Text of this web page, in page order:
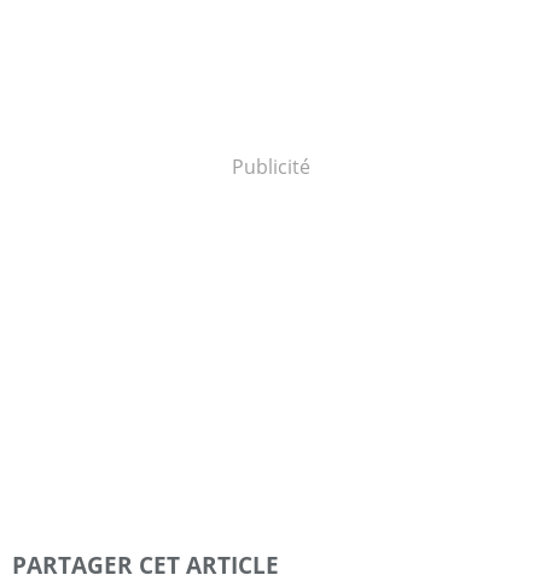
Publicité
PARTAGER CET ARTICLE